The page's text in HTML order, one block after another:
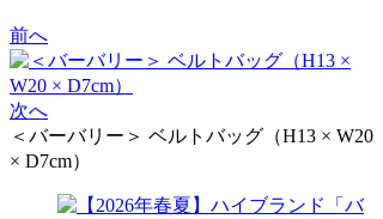
前へ
次へ
＜バーバリー＞ ベルトバッグ（H13 × W20
× D7cm）